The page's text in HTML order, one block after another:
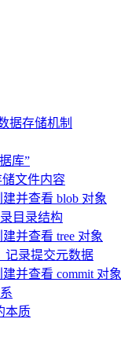
据存储机制
库”
储文件内容
并查看 blob 对象
目录结构
并查看 tree 对象
记录提交元数据
并查看 commit 对象
本质